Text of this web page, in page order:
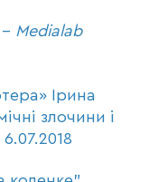
Medialab
Ірина
злочини і
6.07.2018